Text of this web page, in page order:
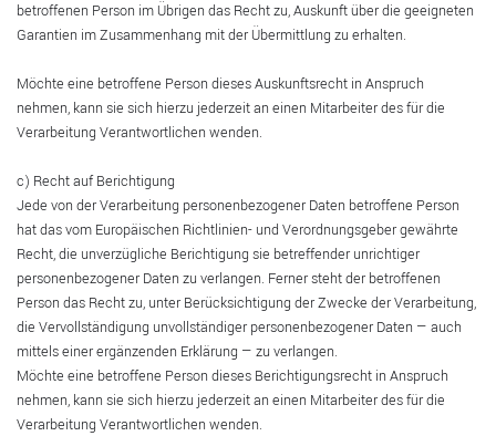
betroffenen Person im Übrigen das Recht zu, Auskunft über die geeigneten
Garantien im Zusammenhang mit der Übermittlung zu erhalten.
Möchte eine betroffene Person dieses Auskunftsrecht in Anspruch
nehmen, kann sie sich hierzu jederzeit an einen Mitarbeiter des für die
Verarbeitung Verantwortlichen wenden.
c) Recht auf Berichtigung
Jede von der Verarbeitung personenbezogener Daten betroffene Person
hat das vom Europäischen Richtlinien- und Verordnungsgeber gewährte
Recht, die unverzügliche Berichtigung sie betreffender unrichtiger
personenbezogener Daten zu verlangen. Ferner steht der betroffenen
Person das Recht zu, unter Berücksichtigung der Zwecke der Verarbeitung,
die Vervollständigung unvollständiger personenbezogener Daten — auch
mittels einer ergänzenden Erklärung — zu verlangen.
Möchte eine betroffene Person dieses Berichtigungsrecht in Anspruch
nehmen, kann sie sich hierzu jederzeit an einen Mitarbeiter des für die
Verarbeitung Verantwortlichen wenden.